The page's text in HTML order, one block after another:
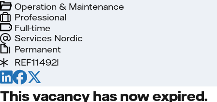
Full-time
Services Nordic
Professional
Operation & Maintenance
Permanent
REF11492I
This vacancy has now expired.